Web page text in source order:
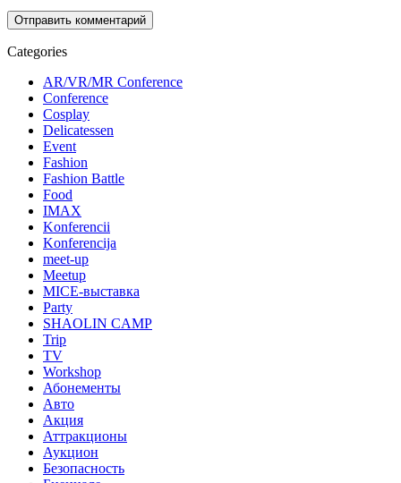
Categories
AR/VR/MR Conference
Conference
Cosplay
Delicatessen
Event
Fashion
Fashion Battle
Food
IMAX
Konferencii
Konferencija
meet-up
Meetup
MICE-выставка
Party
SHAOLIN CAMP
Trip
TV
Workshop
Абонементы
Авто
Акция
Аттракционы
Аукцион
Безопасность